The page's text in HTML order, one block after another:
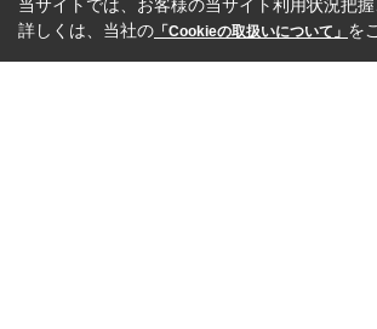
当サイトでは、お客様の当サイト利用状況把
詳しくは、当社の 「Cookieの取扱いについて」 を